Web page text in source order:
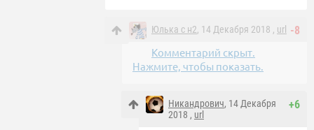
-8
Юлька с н2, 14 Декабря 2018 , url
Комментарий скрыт.
Нажмите, чтобы показать.
+6
Никандрович, 14 Декабря
2018 , url